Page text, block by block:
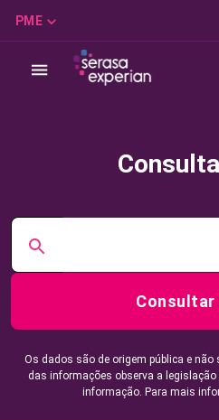
PME
Consultar
Os dados são de origem pública e
das informações observa a
informação. Para mais